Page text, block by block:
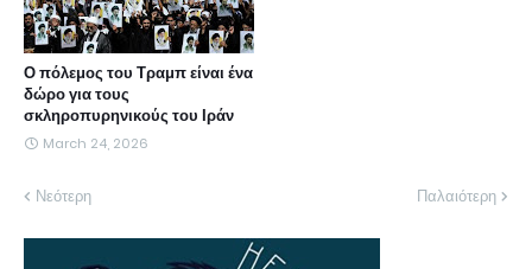
Ο πόλεμος του Τραμπ είναι ένα
δώρο για τους
σκληροπυρηνικούς του Ιράν
March 24, 2026
Νεότερη Παλαιότερη